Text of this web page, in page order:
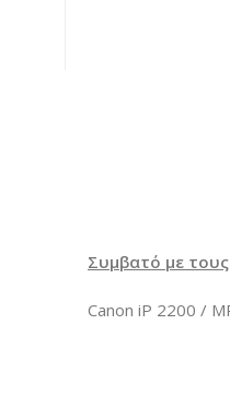
Συμβατό με
Canon iP 2200 /